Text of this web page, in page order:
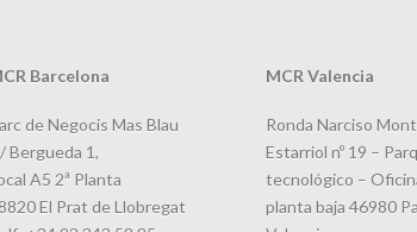
Barcelona
de Negocis Mas Blau
Bergueda 1,
A5 2ª Planta
El Prat de Llobregat
MCR Valencia
Ronda Narciso
Estarriol nº 19 –
tecnológico –
planta baja 46980